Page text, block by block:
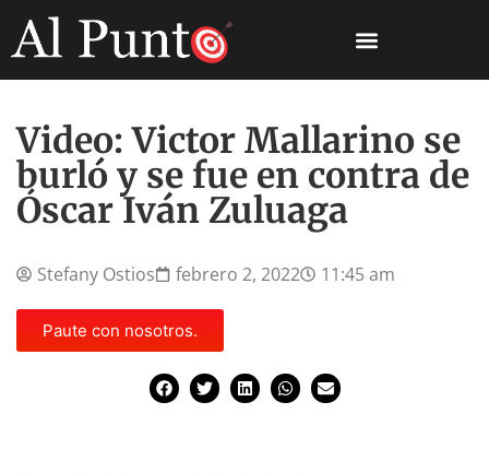
Video: Victor Mallarino se
burló y se fue en contra de
Óscar Iván Zuluaga
Stefany Ostios febrero 2, 2022 11:45 am
Paute con nosotros.